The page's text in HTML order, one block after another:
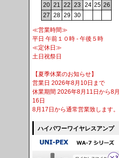
20 21 22 23 24 25 26
27 28 29 30
≪営業時間≫
平日 午前１０時 - 午後５時
≪定休日≫
土日祝祭日
【夏季休業のお知らせ】
営業日 2026年8月10日まで
休業期間 2026年8月11日から8月
16日
8月17日から通常営業致します。
ハイパワーワイヤレスアンプ